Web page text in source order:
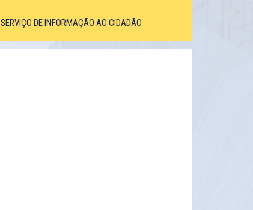
SERVIÇO DE INFORMAÇÃO AO CIDADÃO